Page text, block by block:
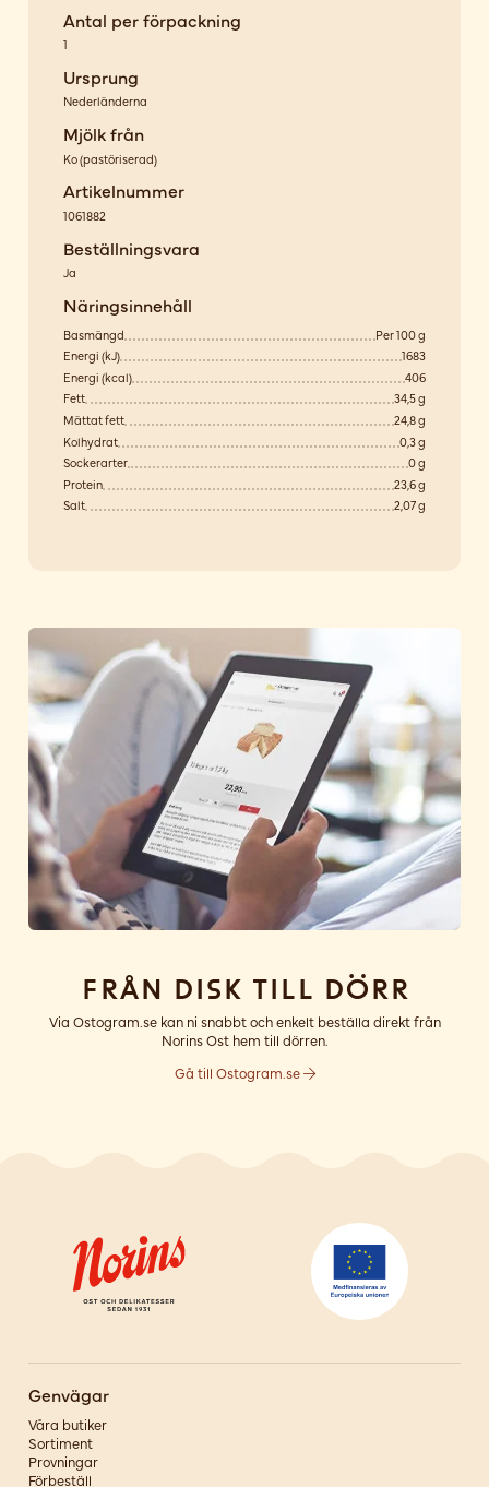
Antal per förpackning
1
Ursprung
Nederländerna
Mjölk från
Ko(pastöriserad)
Artikelnummer
1061882
Beställningsvara
Ja
Näringsinnehåll
Basmängd
Per 100 g
Energi (kJ)
1683
Energi (kcal)
406
Fett
34,5 g
Mättat fett
24,8 g
Kolhydrat
0,3 g
Sockerarter
0 g
Protein
23,6 g
Salt
2,07 g
Från disk till dörr
Via Ostogram.se kan ni snabbt och enkelt beställa direkt från
Norins Ost hem till dörren.
Gå till Ostogram.se
Genvägar
Våra butiker
Sortiment
Provningar
Förbeställ